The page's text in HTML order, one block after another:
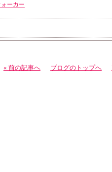
ーカー
« 前の記事へ ブログのトップへ